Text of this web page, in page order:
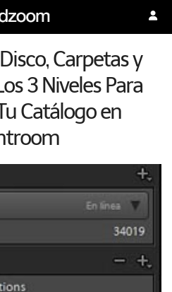
Carpetas y
3 Niveles Para
Catálogo en